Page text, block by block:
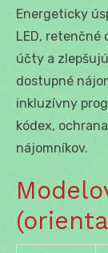
Energeticky
LED, retenčné
účty a
dostupné
inkluzívny
kódex,
nájomníkov.